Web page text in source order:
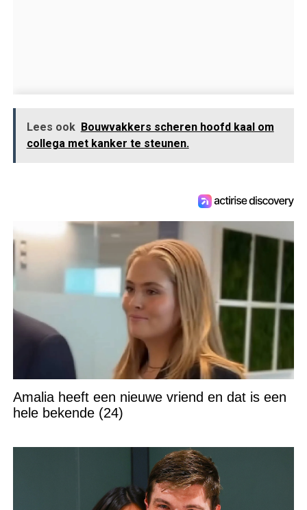
Lees ook Bouwvakkers scheren hoofd kaal om
collega met kanker te steunen.
Amalia heeft een nieuwe vriend en dat is een
hele bekende (24)